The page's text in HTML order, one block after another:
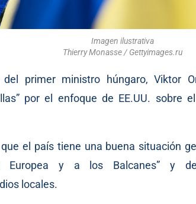
Imagen ilustrativa
Thierry Monasse / Gettyimages.ru
del primer ministro húngaro, Viktor
por el enfoque de EE.UU. sobre
el país tiene una buena situación
y a los Balcanes” y
locales.